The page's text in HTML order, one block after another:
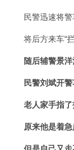
民警迅速将
将后方来车“
随后辅警景
民警刘斌开
老人家手指
原来他是着